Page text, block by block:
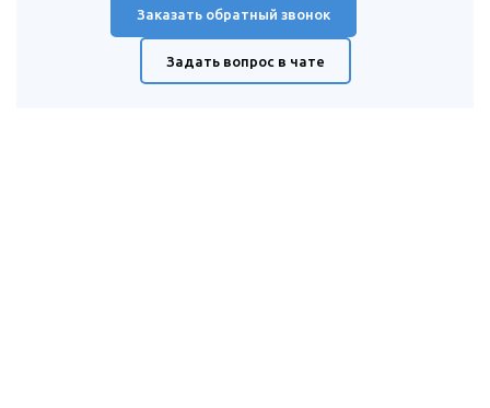
Заказать обратный звонок
Задать вопрос в чате